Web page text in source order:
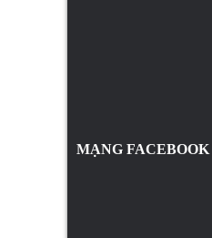
MẠNG FACEBOOK